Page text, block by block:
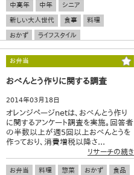
中高年 中年
シニア
新しい大人世代
食事
料理
おかず
ライフスタイル
お弁当
おべんとう作りに関する調査
2014年03月18日
オレンジページnetは、おべんとう作り
に関するアンケート調査を実施。回答者
の半数以上が週5回以上おべんとうを
作っており、消費増税以降さ...
リサーチの続き
お弁当 料理 惣菜 おかず
食品